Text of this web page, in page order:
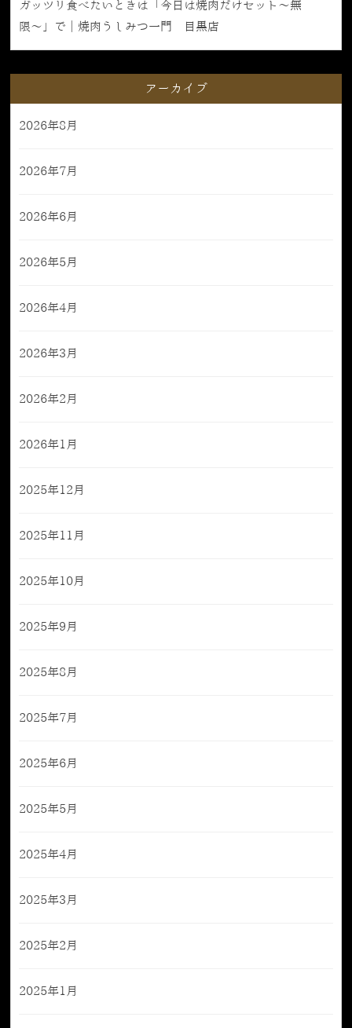
ガッツリ食べたいときは「今日は焼肉だけセット〜無
限〜」で｜焼肉うしみつ一門 目黒店
アーカイブ
2026年8月
2026年7月
2026年6月
2026年5月
2026年4月
2026年3月
2026年2月
2026年1月
2025年12月
2025年11月
2025年10月
2025年9月
2025年8月
2025年7月
2025年6月
2025年5月
2025年4月
2025年3月
2025年2月
2025年1月